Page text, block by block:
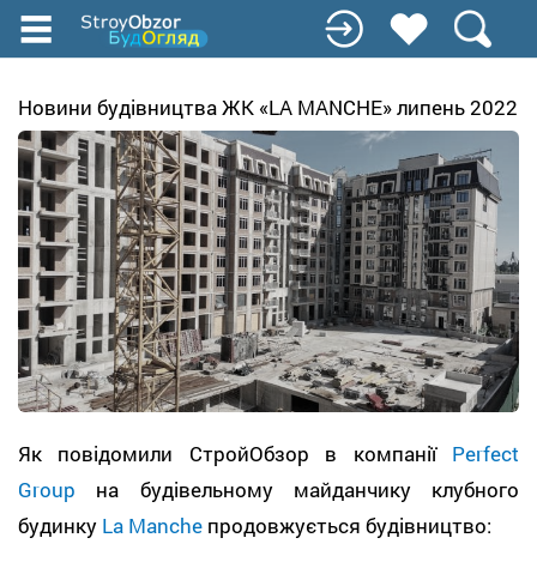
Перейти
содержанию
Новини будівництва ЖК «LA MANCHE» липень 2022
Як повідомили СтройОбзор в компанії Perfect
Group на будівельному майданчику клубного
будинку La Manche продовжується будівництво: